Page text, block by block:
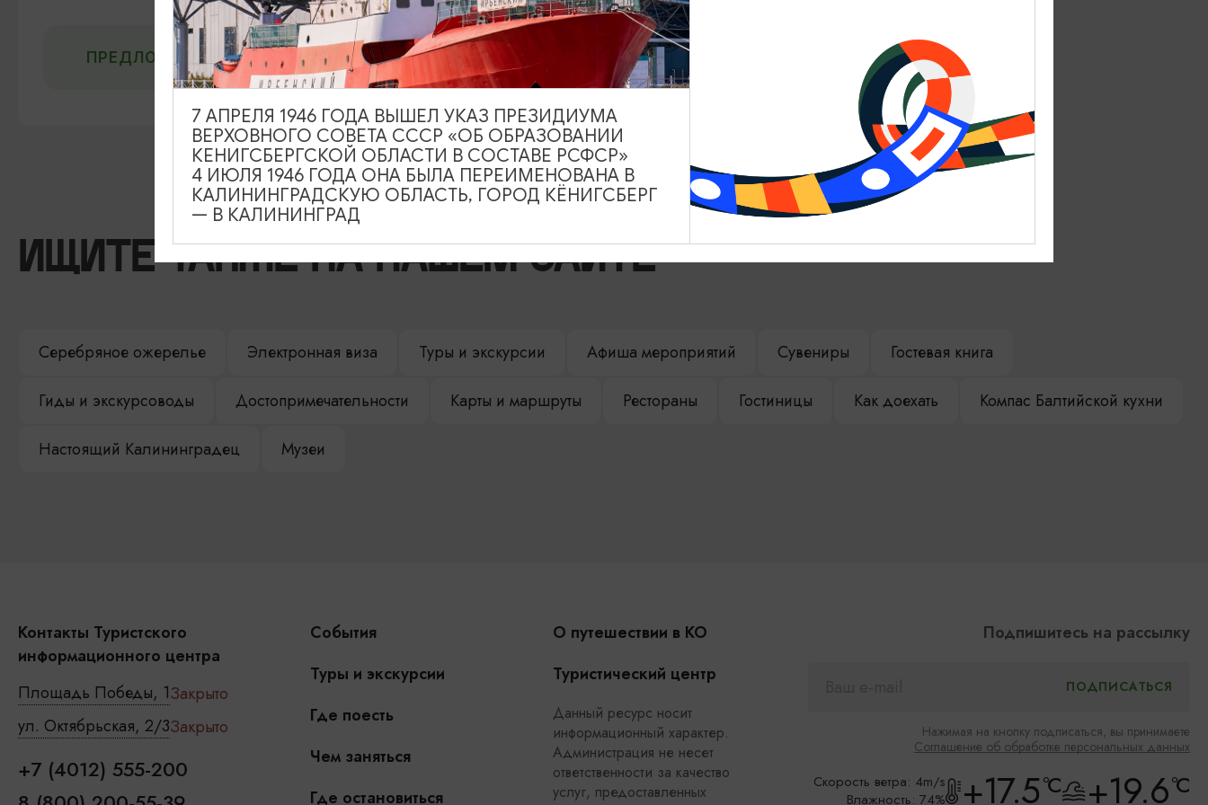
ПРЕДЛОЖИТЬ ИНФОРМАЦИЮ
ИЩИТЕ ТАКЖЕ НА НАШЕМ САЙТЕ
Серебряное ожерелье Электронная виза Туры и экскурсии Афиша мероприятий Сувениры Гостевая книга
Гиды и экскурсоводы Достопримечательности Карты и маршруты Рестораны Гостиницы Как доехать Компас Балтийской кухни
Настоящий Калининградец Музеи
Контакты Туристского
информационного центра
Площадь Победы, 1Закрыто
ул. Октябрьская, 2/3Закрыто
+7 (4012) 555-200
События
Туры и экскурсии
Где поесть
Чем заняться
Где остановиться
О путешествии в КО
Туристический центр
Данный ресурс носит
информационный характер.
Администрация не несет
ответственности за качество
услуг, предоставленных
Подпишитесь на рассылку
Нажимая на кнопку подписаться, вы принимаете
Соглашение об обработке персональных данных
Скорость ветра: 4m/s
Влажность: 74%
+17.5°C +19.6°C
7 АПРЕЛЯ 1946 ГОДА ВЫШЕЛ УКАЗ ПРЕЗИДИУМА
ВЕРХОВНОГО СОВЕТА СССР «ОБ ОБРАЗОВАНИИ
КЕНИГСБЕРГСКОЙ ОБЛАСТИ В СОСТАВЕ РСФСР»
4 ИЮЛЯ 1946 ГОДА ОНА БЫЛА ПЕРЕИМЕНОВАНА В
КАЛИНИНГРАДСКУЮ ОБЛАСТЬ, ГОРОД КЁНИГСБЕРГ
— В КАЛИНИНГРАД